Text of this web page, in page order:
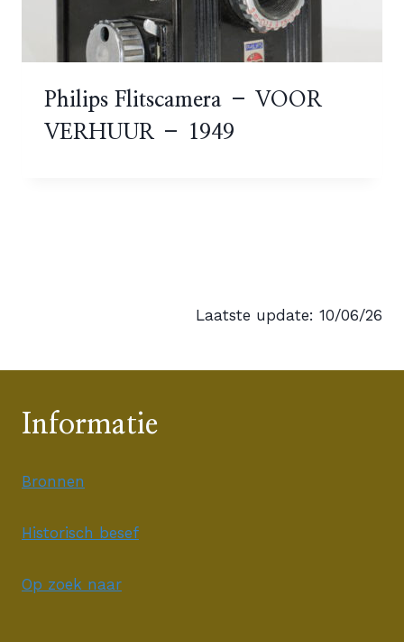
Philips Flitscamera – VOOR
VERHUUR – 1949
Laatste update: 10/06/26
Informatie
Bronnen
Historisch besef
Op zoek naar